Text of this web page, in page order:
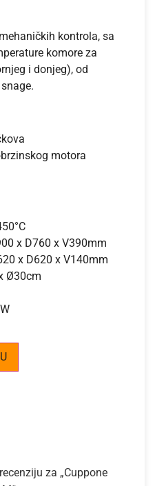
kontrola, sa
komore za
i donjeg), od
motora
x D760 x V390mm
x D620 x V140mm
Ø30cm
za „Cuppone